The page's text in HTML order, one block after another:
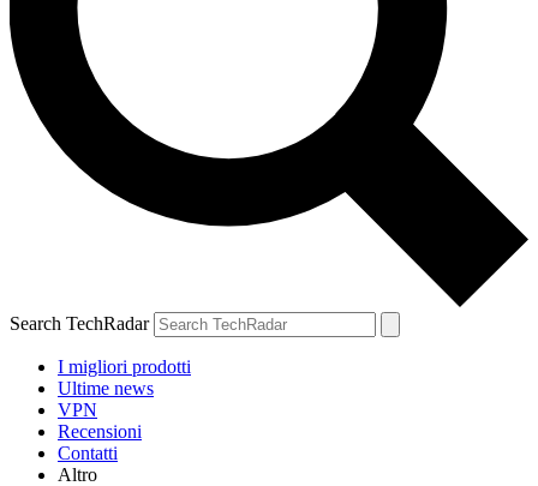
Search TechRadar
I migliori prodotti
Ultime news
VPN
Recensioni
Contatti
Altro